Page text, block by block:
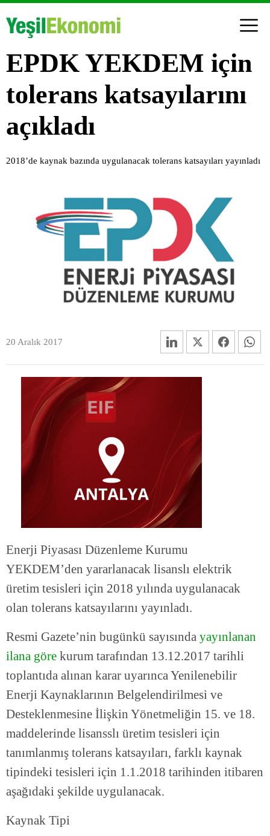
EPDK YEKDEM için
tolerans katsayılarını
açıkladı
2018’de kaynak bazında uygulanacak tolerans katsayıları yayınladı
20 Aralık 2017
Enerji Piyasası Düzenleme Kurumu
YEKDEM’den yararlanacak lisanslı elektrik
üretim tesisleri için 2018 yılında uygulanacak
olan tolerans katsayılarını yayınladı.
Resmi Gazete’nin bugünkü sayısında yayınlanan
ilana göre kurum tarafından 13.12.2017 tarihli
toplantıda alınan karar uyarınca Yenilenebilir
Enerji Kaynaklarının Belgelendirilmesi ve
Desteklenmesine İlişkin Yönetmeliğin 15. ve 18.
maddelerinde lisansslı üretim tesisleri için
tanımlanmış tolerans katsayıları, farklı kaynak
tipindeki tesisleri için 1.1.2018 tarihinden itibaren
aşağıdaki şekilde uygulanacak.
Kaynak Tipi